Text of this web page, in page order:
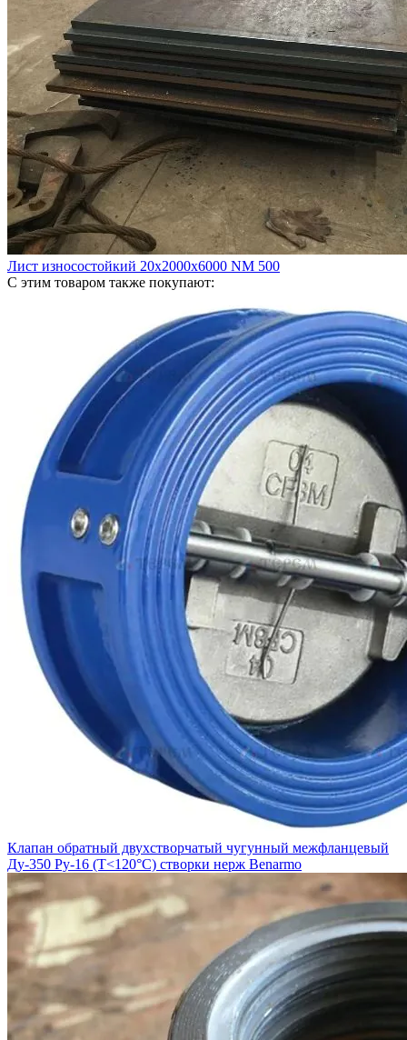
Лист износостойкий 20х2000х6000 NM 500
С этим товаром также покупают:
Клапан обратный двухстворчатый чугунный межфланцевый
Ду-350 Ру-16 (Т<120°С) створки нерж Benarmo